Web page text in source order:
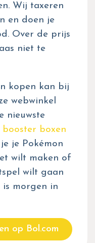
Wij taxeren
en doen je
Over de prijs
niet te
kopen kan bij
webwinkel
nieuwste
booster boxen
je Pokémon
wilt maken of
wilt gaan
is morgen in
op Bol.com